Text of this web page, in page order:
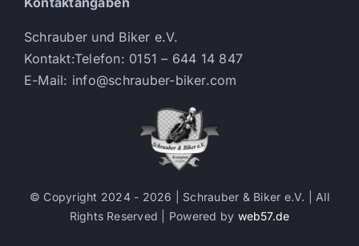
Schrauber und Biker e.V.
Kontakt:Telefon: 0151 – 644 14 847
E-Mail: info@schrauber-biker.com
© Copyright 2024 - 2026 | Schrauber & Biker e.V. | All
Rights Reserved | Powered by web57.de